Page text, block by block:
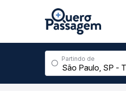
Partindo de